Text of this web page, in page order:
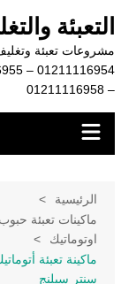
المحتوى
التعبئة
مشروعات تعبئة
– 01211116958
الرئيسية
ماكينات تعبئة
اوتوماتيك
ماكينة تعبئة
سنتر سيلنج